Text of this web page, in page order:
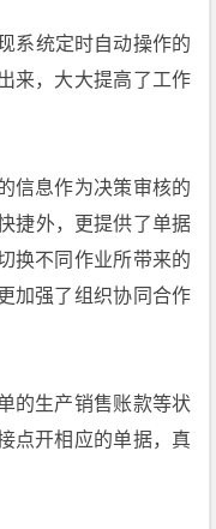
系统定时自动操作的
来，大大提高了工作
信息作为决策审核的
捷外，更提供了单据
换不同作业所带来的
加强了组织协同合作
的生产销售账款等状
点开相应的单据，真